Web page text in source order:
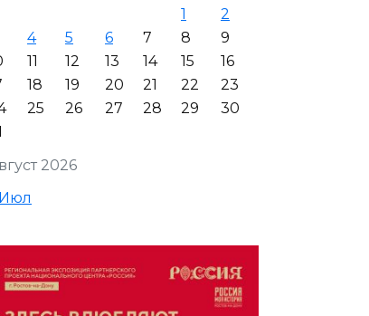
2026
1
2
4 5 6 7 8
9
11 12 13 14 15
16
18 19 20 21 22
23
25 26 27 28 29
30